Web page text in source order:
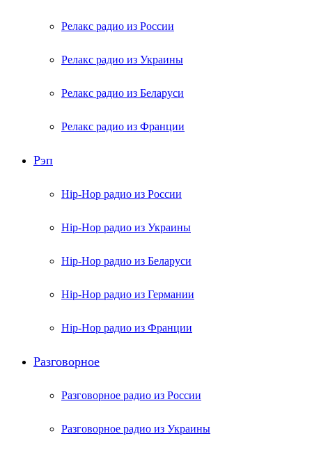
Релакс радио из России
Релакс радио из Украины
Релакс радио из Беларуси
Релакс радио из Франции
Рэп
Hip-Hop радио из России
Hip-Hop радио из Украины
Hip-Hop радио из Беларуси
Hip-Hop радио из Германии
Hip-Hop радио из Франции
Разговорное
Разговорное радио из России
Разговорное радио из Украины